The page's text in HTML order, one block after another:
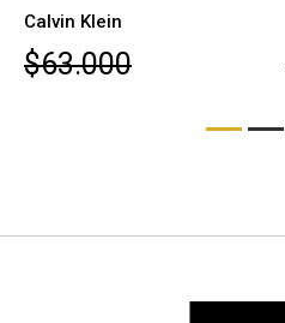
Calvin Klein
$63.000